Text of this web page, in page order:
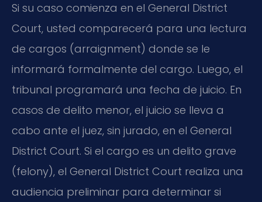
Si su caso comienza en el General District
Court, usted comparecerá para una lectura
de cargos (arraignment) donde se le
informará formalmente del cargo. Luego, el
tribunal programará una fecha de juicio. En
casos de delito menor, el juicio se lleva a
cabo ante el juez, sin jurado, en el General
District Court. Si el cargo es un delito grave
(felony), el General District Court realiza una
audiencia preliminar para determinar si